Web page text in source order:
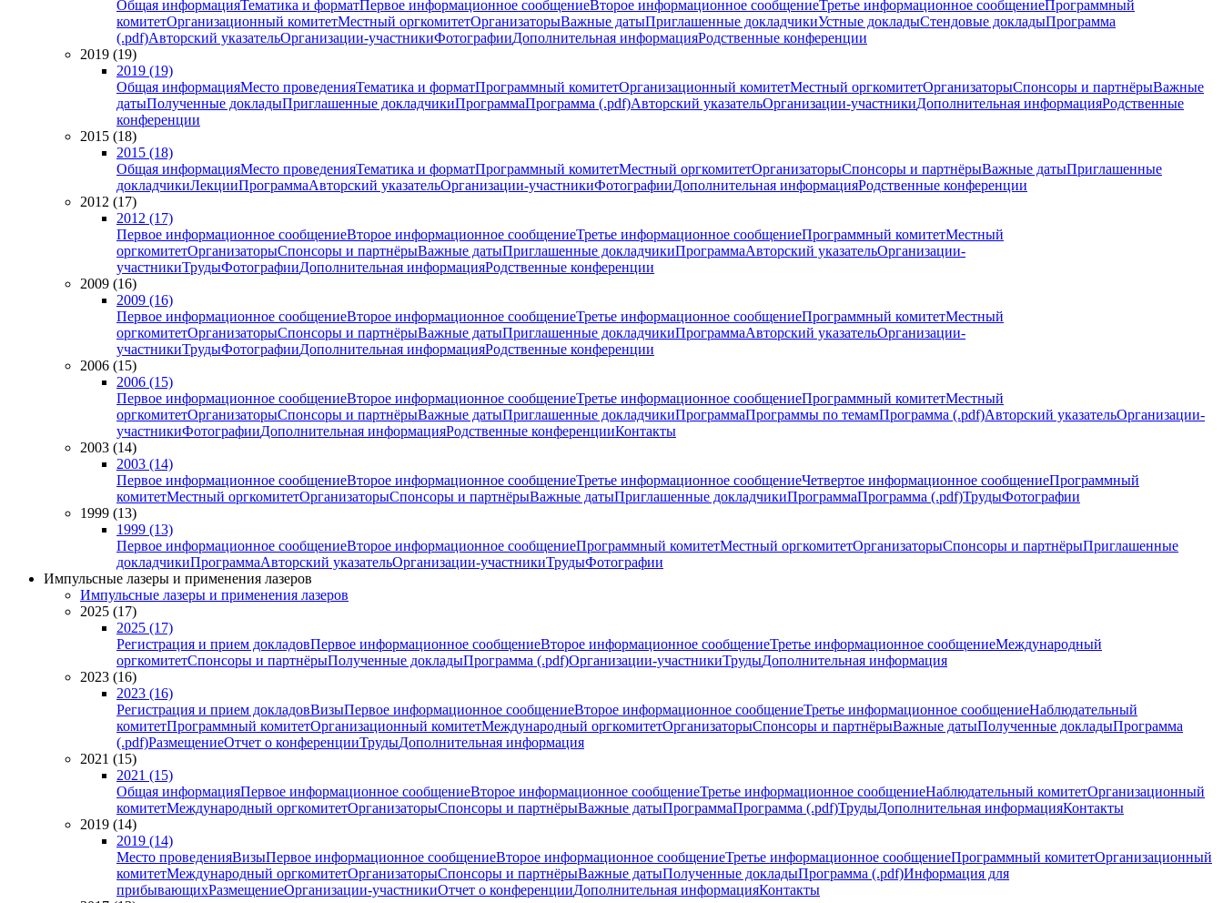
Общая информацияТематика и форматПервое информационное сообщениеВторое информационное сообщениеТретье информационное сообщениеПрограммный
комитетОрганизационный комитетМестный оргкомитетОрганизаторыВажные датыПриглашенные докладчикиУстные докладыСтендовые докладыПрограмма
(.pdf)Авторский указательОрганизации-участникиФотографииДополнительная информацияРодственные конференции
2019 (19)
2019 (19)
Общая информацияМесто проведенияТематика и форматПрограммный комитетОрганизационный комитетМестный оргкомитетОрганизаторыСпонсоры и партнёрыВажные
датыПолученные докладыПриглашенные докладчикиПрограммаПрограмма (.pdf)Авторский указательОрганизации-участникиДополнительная информацияРодственные
конференции
2015 (18)
2015 (18)
Общая информацияМесто проведенияТематика и форматПрограммный комитетМестный оргкомитетОрганизаторыСпонсоры и партнёрыВажные датыПриглашенные
докладчикиЛекцииПрограммаАвторский указательОрганизации-участникиФотографииДополнительная информацияРодственные конференции
2012 (17)
2012 (17)
Первое информационное сообщениеВторое информационное сообщениеТретье информационное сообщениеПрограммный комитетМестный
оргкомитетОрганизаторыСпонсоры и партнёрыВажные датыПриглашенные докладчикиПрограммаАвторский указательОрганизации-
участникиТрудыФотографииДополнительная информацияРодственные конференции
2009 (16)
2009 (16)
Первое информационное сообщениеВторое информационное сообщениеТретье информационное сообщениеПрограммный комитетМестный
оргкомитетОрганизаторыСпонсоры и партнёрыВажные датыПриглашенные докладчикиПрограммаАвторский указательОрганизации-
участникиТрудыФотографииДополнительная информацияРодственные конференции
2006 (15)
2006 (15)
Первое информационное сообщениеВторое информационное сообщениеТретье информационное сообщениеПрограммный комитетМестный
оргкомитетОрганизаторыСпонсоры и партнёрыВажные датыПриглашенные докладчикиПрограммаПрограммы по темамПрограмма (.pdf)Авторский указательОрганизации-
участникиФотографииДополнительная информацияРодственные конференцииКонтакты
2003 (14)
2003 (14)
Первое информационное сообщениеВторое информационное сообщениеТретье информационное сообщениеЧетвертое информационное сообщениеПрограммный
комитетМестный оргкомитетОрганизаторыСпонсоры и партнёрыВажные датыПриглашенные докладчикиПрограммаПрограмма (.pdf)ТрудыФотографии
1999 (13)
1999 (13)
Первое информационное сообщениеВторое информационное сообщениеПрограммный комитетМестный оргкомитетОрганизаторыСпонсоры и партнёрыПриглашенные
докладчикиПрограммаАвторский указательОрганизации-участникиТрудыФотографии
Импульсные лазеры и применения лазеров
Импульсные лазеры и применения лазеров
2025 (17)
2025 (17)
Регистрация и прием докладовПервое информационное сообщениеВторое информационное сообщениеТретье информационное сообщениеМеждународный
оргкомитетСпонсоры и партнёрыПолученные докладыПрограмма (.pdf)Организации-участникиТрудыДополнительная информация
2023 (16)
2023 (16)
Регистрация и прием докладовВизыПервое информационное сообщениеВторое информационное сообщениеТретье информационное сообщениеНаблюдательный
комитетПрограммный комитетОрганизационный комитетМеждународный оргкомитетОрганизаторыСпонсоры и партнёрыВажные датыПолученные докладыПрограмма
(.pdf)РазмещениеОтчет о конференцииТрудыДополнительная информация
2021 (15)
2021 (15)
Общая информацияПервое информационное сообщениеВторое информационное сообщениеТретье информационное сообщениеНаблюдательный комитетОрганизационный
комитетМеждународный оргкомитетОрганизаторыСпонсоры и партнёрыВажные датыПрограммаПрограмма (.pdf)ТрудыДополнительная информацияКонтакты
2019 (14)
2019 (14)
Место проведенияВизыПервое информационное сообщениеВторое информационное сообщениеТретье информационное сообщениеПрограммный комитетОрганизационный
комитетМеждународный оргкомитетОрганизаторыСпонсоры и партнёрыВажные датыПолученные докладыПрограмма (.pdf)Информация для
прибывающихРазмещениеОрганизации-участникиОтчет о конференцииДополнительная информацияКонтакты